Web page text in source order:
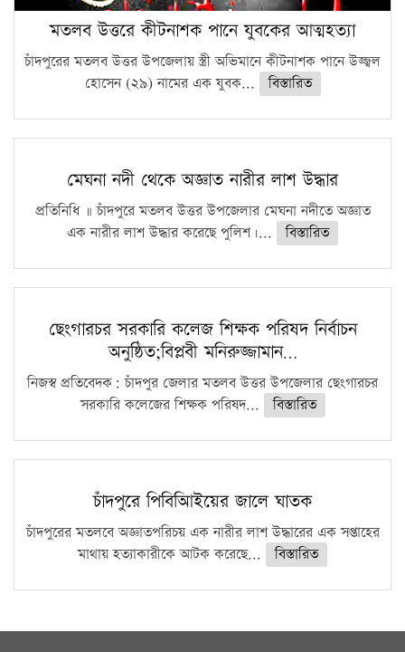
মতলব উত্তরে কীটনাশক পানে যুবকের আত্মহত্যা
চাঁদপুরের মতলব উত্তর উপজেলায় স্ত্রী অভিমানে কীটনাশক পানে উজ্জ্বল
হোসেন (২৯) নামের এক যুবক...
বিস্তারিত
মেঘনা নদী থেকে অজ্ঞাত নারীর লাশ উদ্ধার
প্রতিনিধি ॥ চাঁদপুরে মতলব উত্তর উপজেলার মেঘনা নদীতে অজ্ঞাত
এক নারীর লাশ উদ্ধার করেছে পুলিশ।...
বিস্তারিত
ছেংগারচর সরকারি কলেজ শিক্ষক পরিষদ নির্বাচন
অনুষ্ঠিত;বিপ্লবী মনিরুজ্জামান…
নিজস্ব প্রতিবেদক: চাঁদপুর জেলার মতলব উত্তর উপজেলার ছেংগারচর
সরকারি কলেজের শিক্ষক পরিষদ...
বিস্তারিত
চাঁদপুরে পিবিআিইয়ের জালে ঘাতক
চাঁদপুরের মতলবে অজ্ঞাতপরিচয় এক নারীর লাশ উদ্ধারের এক সপ্তাহের
মাথায় হত্যাকারীকে আটক করেছে...
বিস্তারিত